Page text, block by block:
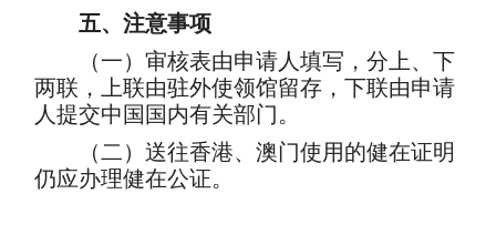
五、注意事项
（一）审核表由申请人填写，分上、下
两联，上联由驻外使领馆留存，下联由申请
人提交中国国内有关部门。
（二）送往香港、澳门使用的健在证明
仍应办理健在公证。